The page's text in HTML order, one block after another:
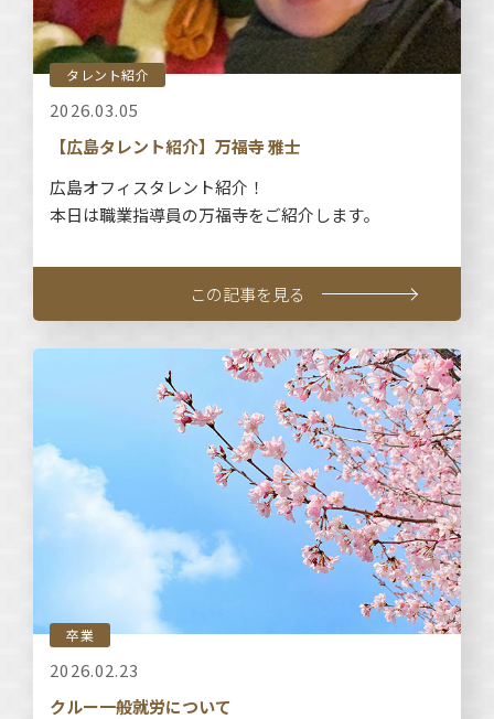
タレント紹介
2026.03.05
【広島タレント紹介】万福寺 雅士
広島オフィスタレント紹介！
本日は職業指導員の万福寺をご紹介します。
この記事を見る
卒業
2026.02.23
クルー一般就労について